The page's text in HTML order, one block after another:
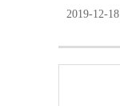
2019-12-18